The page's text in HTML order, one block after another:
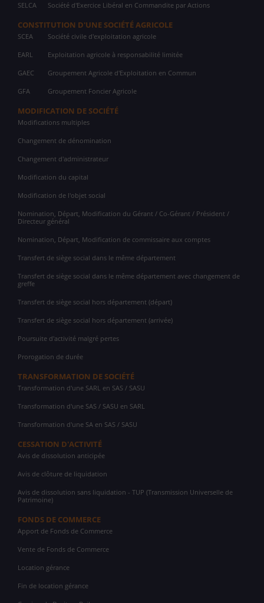
SELCA Société d'Exercice Libéral en Commandite par Actions
CONSTITUTION D'UNE SOCIÉTÉ AGRICOLE
SCEA Société civile d'exploitation agricole
EARL Exploitation agricole à responsabilité limitée
GAEC Groupement Agricole d'Exploitation en Commun
GFA Groupement Foncier Agricole
MODIFICATION DE SOCIÉTÉ
Modifications multiples
Changement de dénomination
Changement d'administrateur
Modification du capital
Modification de l'objet social
Nomination, Départ, Modification du Gérant / Co-Gérant / Président /
Directeur général
Nomination, Départ, Modification de commissaire aux comptes
Transfert de siège social dans le même département
Transfert de siège social dans le même département avec changement de
greffe
Transfert de siège social hors département (départ)
Transfert de siège social hors département (arrivée)
Poursuite d'activité malgré pertes
Prorogation de durée
TRANSFORMATION DE SOCIÉTÉ
Transformation d'une SARL en SAS / SASU
Transformation d'une SAS / SASU en SARL
Transformation d'une SA en SAS / SASU
CESSATION D'ACTIVITÉ
Avis de dissolution anticipée
Avis de clôture de liquidation
Avis de dissolution sans liquidation - TUP (Transmission Universelle de
Patrimoine)
FONDS DE COMMERCE
Apport de Fonds de Commerce
Vente de Fonds de Commerce
Location gérance
Fin de location gérance